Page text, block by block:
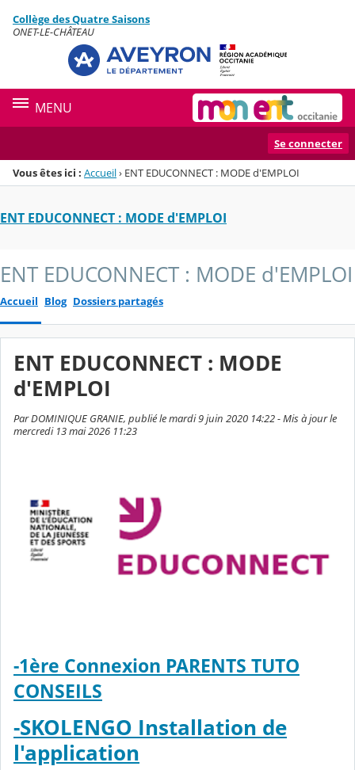
Menu de la rubrique
Contenu
Collège des Quatre Saisons
ONET-LE-CHÂTEAU
MENU
Se connecter
Vous êtes ici : Accueil› ENT EDUCONNECT : MODE d'EMPLOI
ENT EDUCONNECT : MODE d'EMPLOI
ENT EDUCONNECT : MODE d'EMPLOI
Accueil Blog Dossiers partagés
ENT EDUCONNECT : MODE
d'EMPLOI
Par DOMINIQUE GRANIE, publié le mardi 9 juin 2020 14:22 - Mis à jour le
mercredi 13 mai 2026 11:23
-1ère Connexion PARENTS TUTO
CONSEILS
-SKOLENGO Installation de
l'application